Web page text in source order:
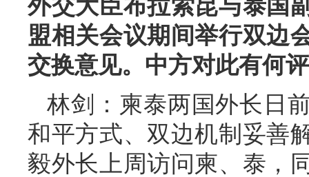
外交大臣布拉索昆与泰国
盟相关会议期间举行双边
交换意见。中方对此有何
林剑：柬泰两国外长日
和平方式、双边机制妥善
毅外长上周访问柬、泰，